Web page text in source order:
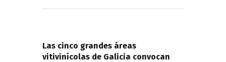
entradas
Las cinco grandes áreas
vitivinícolas de Galicia convocan